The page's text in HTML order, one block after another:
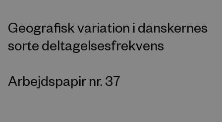
Geografisk variation i danskernes
sorte deltagelsesfrekvens
Arbejdspapir nr. 37